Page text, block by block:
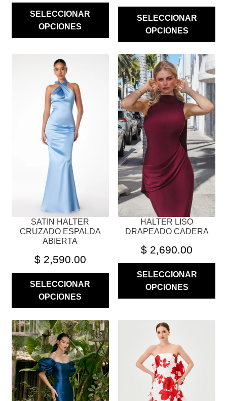
SELECCIONAR
OPCIONES
SELECCIONAR
OPCIONES
SATIN HALTER
CRUZADO ESPALDA
ABIERTA
$2,590.00
SELECCIONAR
OPCIONES
PRODUCTO
MÚLTIPLES
VARIANTES.
OPCIONES
PÁGINA
PRODUCTO
HALTER LISO
DRAPEADO CADERA
$ 2,690.00
SELECCIONAR
OPCIONES
ESTE
PRODUCTO
TIENE
MÚLTIPLES
VARIANTES.
LAS
OPCIONES
SE
PUEDEN
ELEGIR
EN
LA
PÁGINA
ESTE
PRODUCTO
TIENE
MÚLTIPLES
VARIANTES.
LAS
PRODUCTO
MÚLTIPLES
VARIANTES.